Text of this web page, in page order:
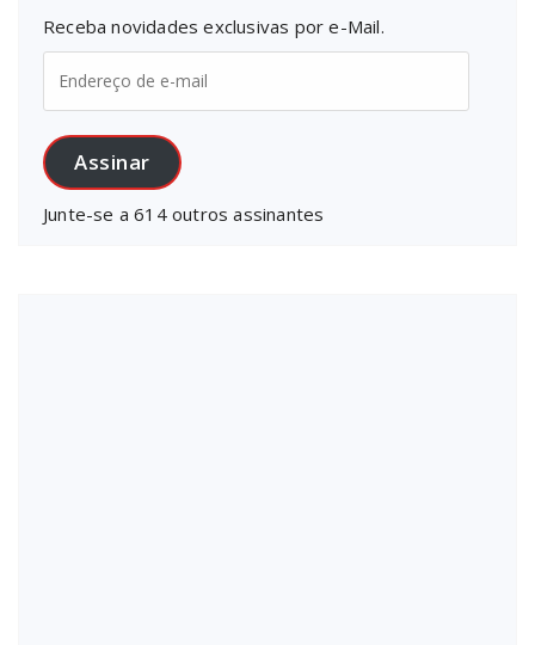
Receba novidades exclusivas por e-Mail.
de
e-
mail
Assinar
Junte-se a 614 outros assinantes